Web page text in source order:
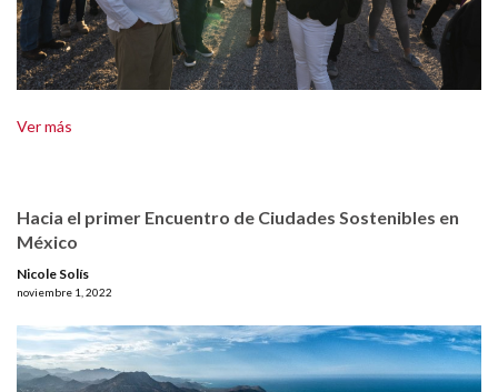
Ver más
Hacia el primer Encuentro de Ciudades Sostenibles en
México
Nicole Solís
noviembre 1, 2022